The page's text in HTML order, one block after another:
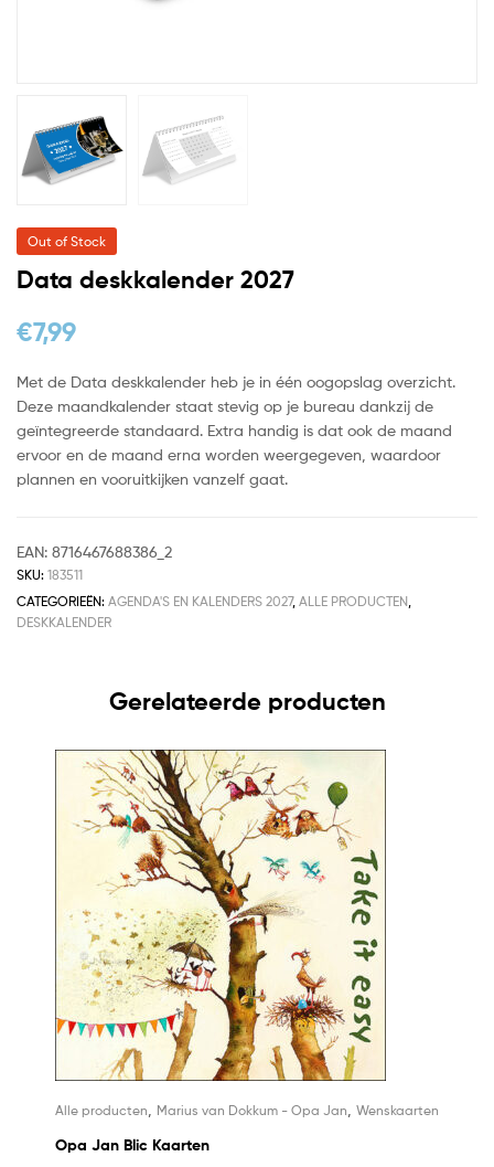
Out of Stock
Data deskkalender 2027
€7,99
Met de Data deskkalender heb je in één oogopslag overzicht.
Deze maandkalender staat stevig op je bureau dankzij de
geïntegreerde standaard. Extra handig is dat ook de maand
ervoor en de maand erna worden weergegeven, waardoor
plannen en vooruitkijken vanzelf gaat.
EAN: 8716467688386_2
SKU: 183511
CATEGORIEËN: AGENDA'S EN KALENDERS 2027, ALLE PRODUCTEN
DESKKALENDER
Gerelateerde producten
Alle producten, Marius van Dokkum - Opa Jan, Wenskaarten
Opa Jan Blic Kaarten